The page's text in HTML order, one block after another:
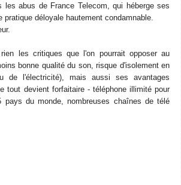
abus de France Telecom, qui héberge ses
déloyale hautement condamnable.
les critiques que l'on pourrait opposer au
bonne qualité du son, risque d'isolement en
de l'électricité), mais aussi ses avantages
tout devient forfaitaire - téléphone illimité pour
du monde, nombreuses chaînes de télé